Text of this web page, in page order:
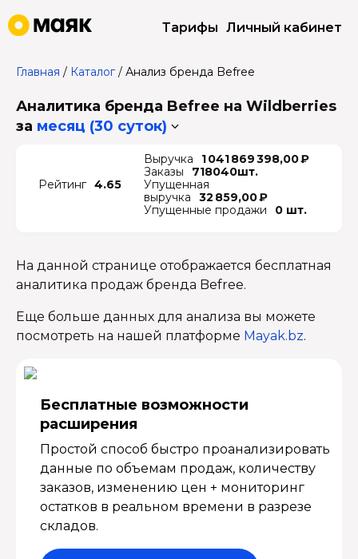
Тарифы Личный кабинет
Главная / Каталог/ Анализ бренда Befree
Аналитика бренда Befree на Wildberries
за месяц (30 суток)
Рейтинг 4.65
Выручка
1 041 869 398,00 ₽
Заказы
718040шт.
Упущенная
выручка
32 859,00 ₽
Упущенные продажи
0 шт.
На данной странице отображается бесплатная
аналитика продаж бренда Befree.
Еще больше данных для анализа вы можете
посмотреть на нашей платформе Mayak.bz.
Бесплатные возмож­ности
расширения
Простой способ быстро проанализировать
данные по объемам продаж, количеству
заказов, изменению цен + мониторинг
остатков в реальном времени в разрезе
складов.